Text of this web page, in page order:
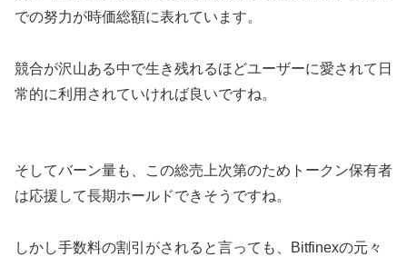
での努力が時価総額に表れています。
競合が沢山ある中で生き残れるほどユーザーに愛されて日
常的に利用されていければ良いですね。
そしてバーン量も、この総売上次第のためトークン保有者
は応援して長期ホールドできそうですね。
しかし手数料の割引がされると言っても、Bitfinexの元々